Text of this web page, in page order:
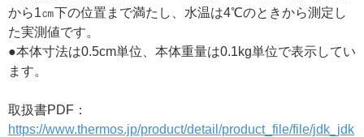
から1㎝下の位置まで満たし、水温は4℃のときから測定し
た実測値です。
●本体寸法は0.5cm単位、本体重量は0.1kg単位で表示してい
ます。
取扱書PDF：
https://www.thermos.jp/product/detail/product_file/file/jdk_jdk